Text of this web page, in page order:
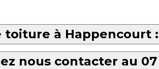
toiture à Happencourt :
nous contacter au 07